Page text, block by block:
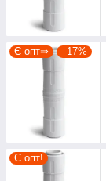
Є опт⇒ –17%
Є опт!